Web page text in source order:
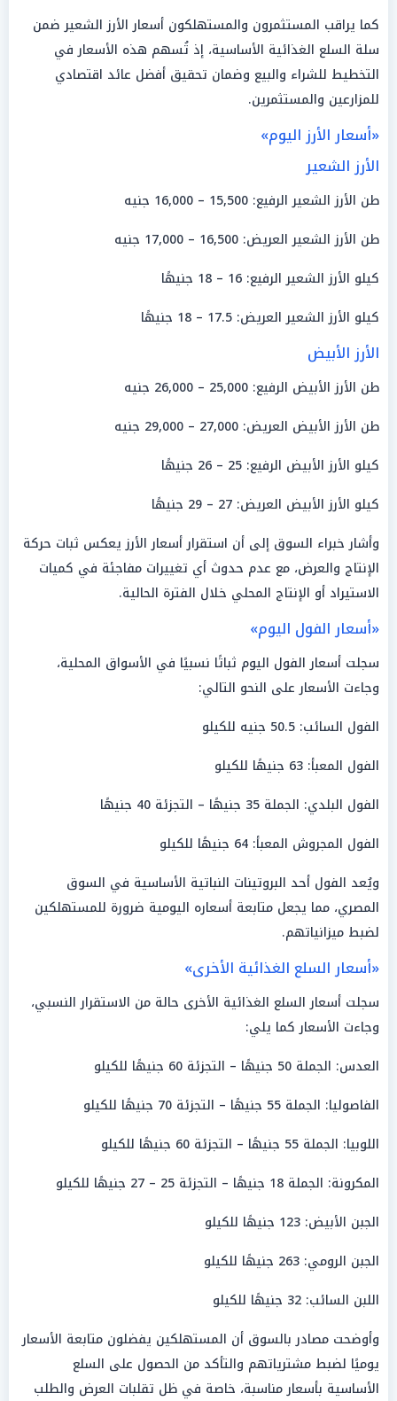
كما يراقب المستثمرون والمستهلكون أسعار الأرز الشعير ضمن
سلة السلع الغذائية الأساسية، إذ تُسهم هذه الأسعار في
التخطيط للشراء والبيع وضمان تحقيق أفضل عائد اقتصادي
للمزارعين والمستثمرين.
«أسعار الأرز اليوم»
الأرز الشعير
طن الأرز الشعير الرفيع: 15,500 – 16,000 جنيه
طن الأرز الشعير العريض: 16,500 – 17,000 جنيه
كيلو الأرز الشعير الرفيع: 16 – 18 جنيهًا
كيلو الأرز الشعير العريض: 17.5 – 18 جنيهًا
الأرز الأبيض
طن الأرز الأبيض الرفيع: 25,000 – 26,000 جنيه
طن الأرز الأبيض العريض: 27,000 – 29,000 جنيه
كيلو الأرز الأبيض الرفيع: 25 – 26 جنيهًا
كيلو الأرز الأبيض العريض: 27 – 29 جنيهًا
وأشار خبراء السوق إلى أن استقرار أسعار الأرز يعكس ثبات حركة
الإنتاج والعرض، مع عدم حدوث أي تغييرات مفاجئة في كميات
الاستيراد أو الإنتاج المحلي خلال الفترة الحالية.
«أسعار الفول اليوم»
سجلت أسعار الفول اليوم ثباتًا نسبيًا في الأسواق المحلية،
وجاءت الأسعار على النحو التالي:
الفول السائب: 50.5 جنيه للكيلو
الفول المعبأ: 63 جنيهًا للكيلو
الفول البلدي: الجملة 35 جنيهًا – التجزئة 40 جنيهًا
الفول المجروش المعبأ: 64 جنيهًا للكيلو
ويُعد الفول أحد البروتينات النباتية الأساسية في السوق
المصري، مما يجعل متابعة أسعاره اليومية ضرورة للمستهلكين
لضبط ميزانياتهم.
«أسعار السلع الغذائية الأخرى»
سجلت أسعار السلع الغذائية الأخرى حالة من الاستقرار النسبي،
وجاءت الأسعار كما يلي:
العدس: الجملة 50 جنيهًا – التجزئة 60 جنيهًا للكيلو
الفاصوليا: الجملة 55 جنيهًا – التجزئة 70 جنيهًا للكيلو
اللوبيا: الجملة 55 جنيهًا – التجزئة 60 جنيهًا للكيلو
المكرونة: الجملة 18 جنيهًا – التجزئة 25 – 27 جنيهًا للكيلو
الجبن الأبيض: 123 جنيهًا للكيلو
الجبن الرومي: 263 جنيهًا للكيلو
اللبن السائب: 32 جنيهًا للكيلو
وأوضحت مصادر بالسوق أن المستهلكين يفضلون متابعة الأسعار
يوميًا لضبط مشترياتهم والتأكد من الحصول على السلع
الأساسية بأسعار مناسبة، خاصة في ظل تقلبات العرض والطلب